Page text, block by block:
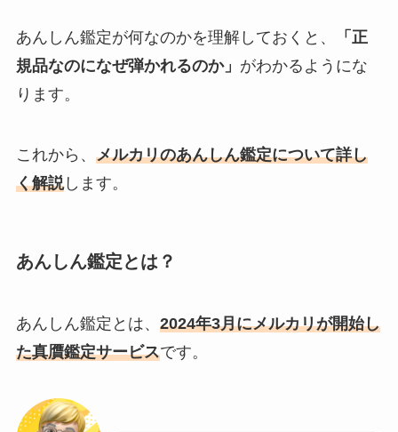
あんしん鑑定が何なのかを理解しておくと、
「正
規品なのになぜ弾かれるのか」 がわかるようにな
ります。
これから、 メルカリのあんしん鑑定について詳し
く解説します。
あんしん鑑定とは？
あんしん鑑定とは、 2024年3月にメルカリが開始し
た真贋鑑定サービスです。